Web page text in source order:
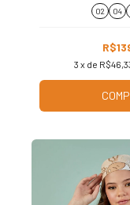
02 04
3 x de